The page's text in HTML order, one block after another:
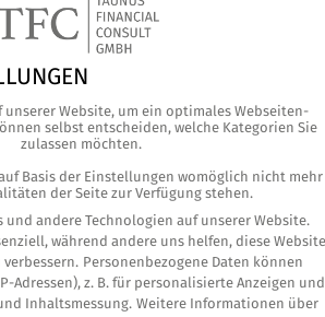
unserer Website, um ein optimales Webseiten-
selbst entscheiden, welche Kategorien Sie
zulassen möchten.
Basis der Einstellungen womöglich nicht mehr
der Seite zur Verfügung stehen.
und andere Technologien auf unserer Website.
während andere uns helfen, diese Website
Personenbezogene Daten können
Adressen), z. B. für personalisierte Anzeigen und
Inhaltsmessung. Weitere Informationen über